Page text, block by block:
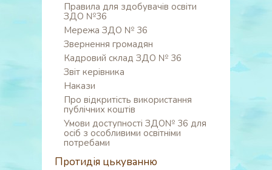
Правила для здобувачів освіти
ЗДО №36
Мережа ЗДО № 36
Звернення громадян
Кадровий склад ЗДО № 36
Звіт керівника
Накази
Про відкритість використання
публічних коштів
Умови доступності ЗДО№ 36 для
осіб з особливими освітніми
потребами
Протидія цькуванню